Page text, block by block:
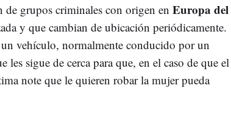
de grupos criminales con origen en Europa del
y que cambian de ubicación periódicamente.
un vehículo, normalmente conducido por un
sigue de cerca para que, en el caso de que el
note que le quieren robar la mujer pueda